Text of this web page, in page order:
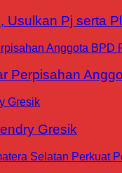
Pj serta
Perpisahan
Gresik